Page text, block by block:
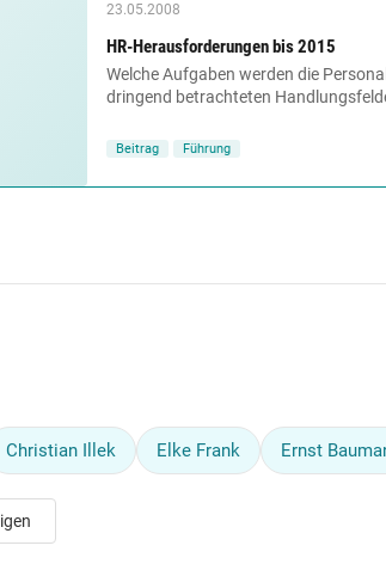
23.05.2008
HR-Herausforderungen bis 2015
Welche Aufgaben werden die
dringend betrachteten
Beitrag Führung
Christian Illek Elke Frank Ernst